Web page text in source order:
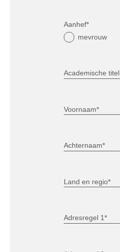
Aanhef*
mevrouw
Academische titel
Voornaam*
Achternaam*
Land en regio*
Adresregel 1*